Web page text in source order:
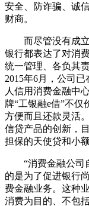
安全、防诈骗、诚
财商。
而尽管没有成立
银行都表达了对消
统一管理、各负其
2015年6月，公司
人信用消费金融中
牌“工银融e借”不
方便而且还款灵活
信贷产品的创新，
担保的天使贷和小
“消费金融公司自
的是为了促进银行
费金融业务。这种
消费为目的、不包